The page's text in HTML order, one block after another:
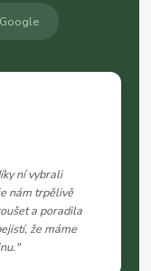
ní vybrali
nám trpělivě
a poradila
že máme